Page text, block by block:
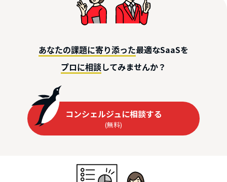
あなたの課題に寄り添った最適なSaaSを
プロに相談してみませんか？
コンシェルジュに相談する
(無料)